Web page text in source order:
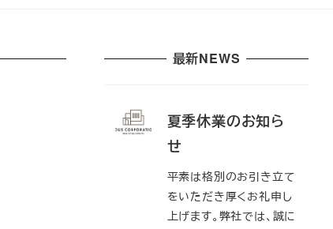
最新NEWS
夏季休業のお知ら
せ
平素は格別のお引き立て
をいただき厚くお礼申し
上げます。弊社では、誠に